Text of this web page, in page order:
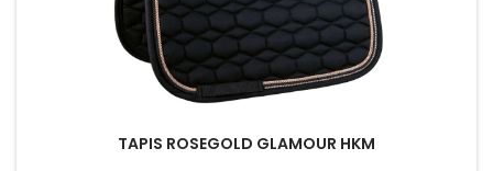
TAPIS ROSEGOLD GLAMOUR HKM